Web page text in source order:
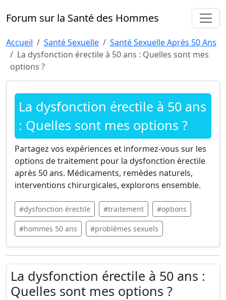
Forum sur la Santé des Hommes
Accueil Santé Sexuelle
Santé Sexuelle Après 50 Ans
La dysfonction érectile à 50 ans : Quelles sont mes
options ?
La dysfonction érectile à 50 ans
: Quelles sont mes options ?
Partagez vos expériences et informez-vous sur les
options de traitement pour la dysfonction érectile
après 50 ans. Médicaments, remèdes naturels,
interventions chirurgicales, explorons ensemble.
#dysfonction érectile #traitement #options
#hommes 50 ans #problèmes sexuels
La dysfonction érectile à 50 ans :
Quelles sont mes options ?